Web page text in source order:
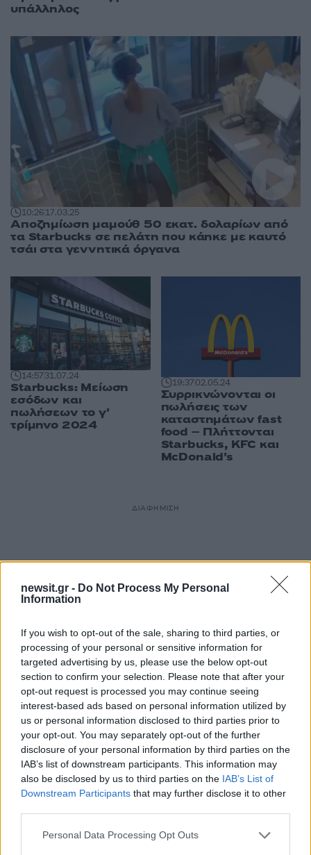
newsit.gr - Do Not Process My Personal
Information
If you wish to opt-out of the sale, sharing to third parties, or
processing of your personal or sensitive information for
targeted advertising by us, please use the below opt-out
section to confirm your selection. Please note that after your
opt-out request is processed you may continue seeing
interest-based ads based on personal information utilized by
us or personal information disclosed to third parties prior to
your opt-out. You may separately opt-out of the further
disclosure of your personal information by third parties on the
IAB’s list of downstream participants. This information may
also be disclosed by us to third parties on the IAB’s List of
Downstream Participants that may further disclose it to other
Please note that this website/app uses one or more Google
Personal Data Processing Opt Outs
υπάλληλος
10:2617.03.25
Αποζημίωση μαμούθ 50 εκατ. δολαρίων από
τα Starbucks σε πελάτη που κάηκε με καυτό
τσάι στα γεννητικά όργανα
14:5731.07.24
Starbucks: Μείωση
εσόδων και
πωλήσεων το γ’
τρίμηνο 2024
19:3702.05.24
Συρρικνώνονται οι
πωλήσεις των
καταστημάτων fast
food – Πλήττονται
Starbucks, KFC και
McDonald’s
ΔΙΑΦΗΜΙΣΗ